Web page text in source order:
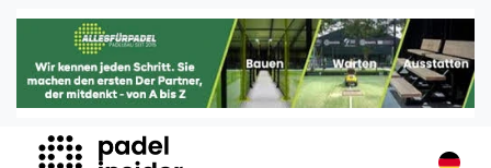
Padel Insider
Home
Organisationen